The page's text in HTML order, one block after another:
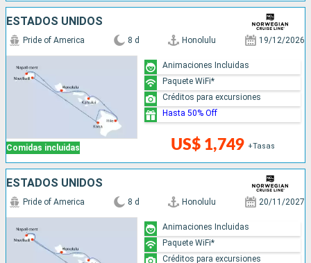
ESTADOS UNIDOS
Comidas incluidas
Pride of America 8 d Honolulu 19/12/2026
US$ 1,749 +Tasas
Animaciones Incluidas
Paquete WiFi*
Créditos para excursiones
Hasta 50% Off
ESTADOS UNIDOS
Pride of America 8 d Honolulu 20/11/2027
Animaciones Incluidas
Paquete WiFi*
Créditos para excursiones